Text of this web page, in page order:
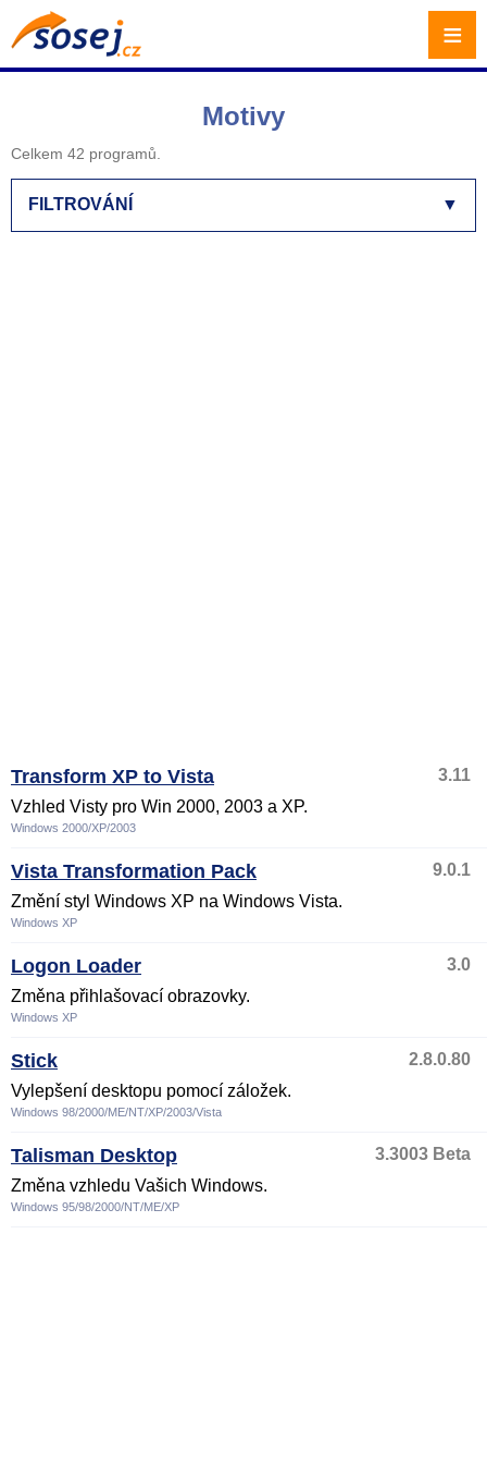
Motivy
Celkem 42 programů.
▼
FILTROVÁNÍ
Transform XP to Vista
3.11
Vzhled Visty pro Win 2000, 2003 a XP.
Windows 2000/XP/2003
Vista Transformation Pack
9.0.1
Změní styl Windows XP na Windows Vista.
Windows XP
Logon Loader
3.0
Změna přihlašovací obrazovky.
Windows XP
Stick
2.8.0.80
Vylepšení desktopu pomocí záložek.
Windows 98/2000/ME/NT/XP/2003/Vista
Talisman Desktop
3.3003 Beta
Změna vzhledu Vašich Windows.
Windows 95/98/2000/NT/ME/XP
≡